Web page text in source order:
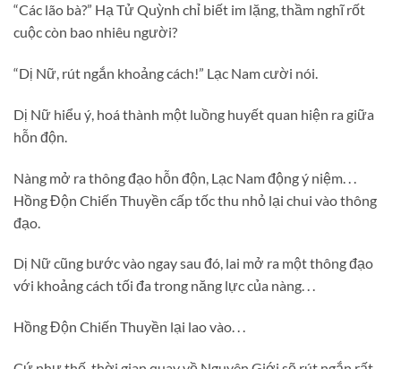
“Các lão bà?” Hạ Tử Quỳnh chỉ biết im lặng, thầm nghĩ rốt
cuộc còn bao nhiêu người?
“Dị Nữ, rút ngắn khoảng cách!” Lạc Nam cười nói.
Dị Nữ hiểu ý, hoá thành một luồng huyết quan hiện ra giữa
hỗn độn.
Nàng mở ra thông đạo hỗn độn, Lạc Nam động ý niệm. . .
Hồng Độn Chiến Thuyền cấp tốc thu nhỏ lại chui vào thông
đạo.
Dị Nữ cũng bước vào ngay sau đó, lai mở ra một thông đạo
với khoảng cách tối đa trong năng lực của nàng. . .
Hồng Độn Chiến Thuyền lại lao vào. . .